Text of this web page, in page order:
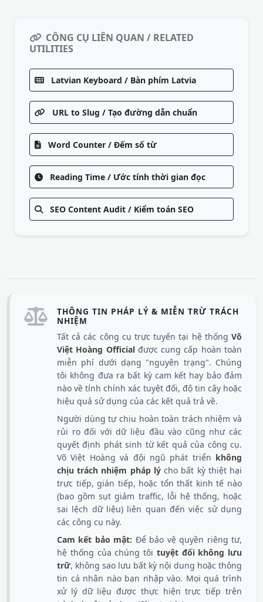
CÔNG CỤ LIÊN QUAN / RELATED
UTILITIES
Latvian Keyboard / Bàn phím Latvia
URL to Slug / Tạo đường dẫn chuẩn
Word Counter / Đếm số từ
Reading Time / Ước tính thời gian đọc
SEO Content Audit / Kiểm toán SEO
THÔNG TIN PHÁP LÝ & MIỄN TRỪ TRÁCH
NHIỆM
Tất cả các công cụ trực tuyến tại hệ thống Võ
Việt Hoàng Officialđược cung cấp hoàn toàn
miễn phí dưới dạng "nguyên trạng". Chúng
tôi không đưa ra bất kỳ cam kết hay bảo đảm
nào về tính chính xác tuyệt đối, độ tin cậy hoặc
hiệu quả sử dụng của các kết quả trả về.
Người dùng tự chịu hoàn toàn trách nhiệm và
rủi ro đối với dữ liệu đầu vào cũng như các
quyết định phát sinh từ kết quả của công cụ.
Võ Việt Hoàng và đội ngũ phát triển không
chịu trách nhiệm pháp lýcho bất kỳ thiệt hại
trực tiếp, gián tiếp, hoặc tổn thất kinh tế nào
(bao gồm sụt giảm traffic, lỗi hệ thống, hoặc
sai lệch dữ liệu) liên quan đến việc sử dụng
các công cụ này.
Cam kết bảo mật: Để bảo vệ quyền riêng tư,
hệ thống của chúng tôi tuyệt đối không lưu
trữ, không sao lưu bất kỳ nội dung hoặc thông
tin cá nhân nào bạn nhập vào. Mọi quá trình
xử lý dữ liệu được thực hiện trực tiếp trên